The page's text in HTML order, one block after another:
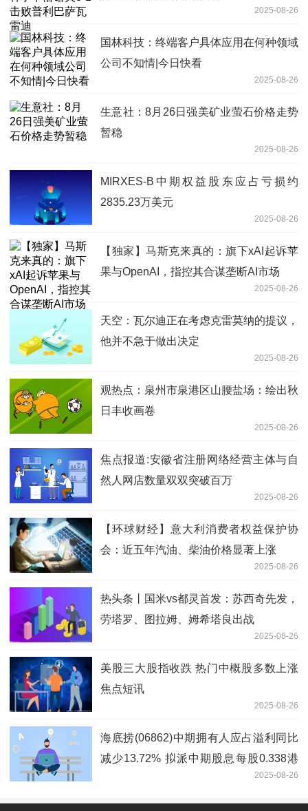
2025-08-26
国林科技：终端客户具体应用在何种领域
公司不知情|今日快看
2025-08-26
生意社：8月26日强美矿业萤石价格走势
暂稳
2025-08-26
MIRXES-B中期权益股东应占亏损约
2835.23万美元
2025-08-26
【独家】马斯克来真的：旗下xAI起诉苹
果与OpenAI，指控其合谋垄断AI市场
2025-08-26
天空：瓦尔迪正在考虑克雷莫纳的提议，
他并不急于做出决定
2025-08-26
观热点：泉州市泉港区山腰盐场：绘出秋
日丰收画卷
2025-08-26
焦点报道:安徽省注册网络经营主体与自
然人网店数量双双突破百万
2025-08-26
【环球财经】意大利消费者权益保护协
会：近五年汽油、柴油价格显著上涨
2025-08-26
热头条丨国米vs都灵首发：苏西奇先发，
劳塔罗、图拉姆、姆希塔良出战
2025-08-26
美股三大股指收跌 热门中概股多数上涨
焦点短讯
2025-08-26
海底捞(06862)中期拥有人应占溢利同比
减少13.72% 拟派中期股息每股0.338港
2025-08-26